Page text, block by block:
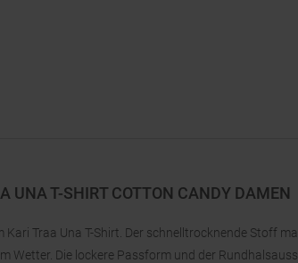
UNA T-SHIRT COTTON CANDY DAMEN
Traa Una T-Shirt. Der schnelltrocknende Stoff
Wetter. Die lockere Passform und der